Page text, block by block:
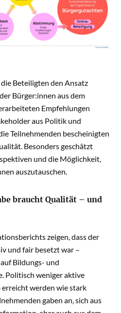
Beteiligten den Ansatz
Bürger:innen aus dem
Empfehlungen
aus Politik und
Teilnehmenden bescheinigten
Besonders geschätzt
und die Möglichkeit,
auszutauschen.
braucht Qualität – und
zeigen, dass der
und fair besetzt war –
Bildungs- und
Politisch weniger aktive
werden wie stark
gaben an, sich aus